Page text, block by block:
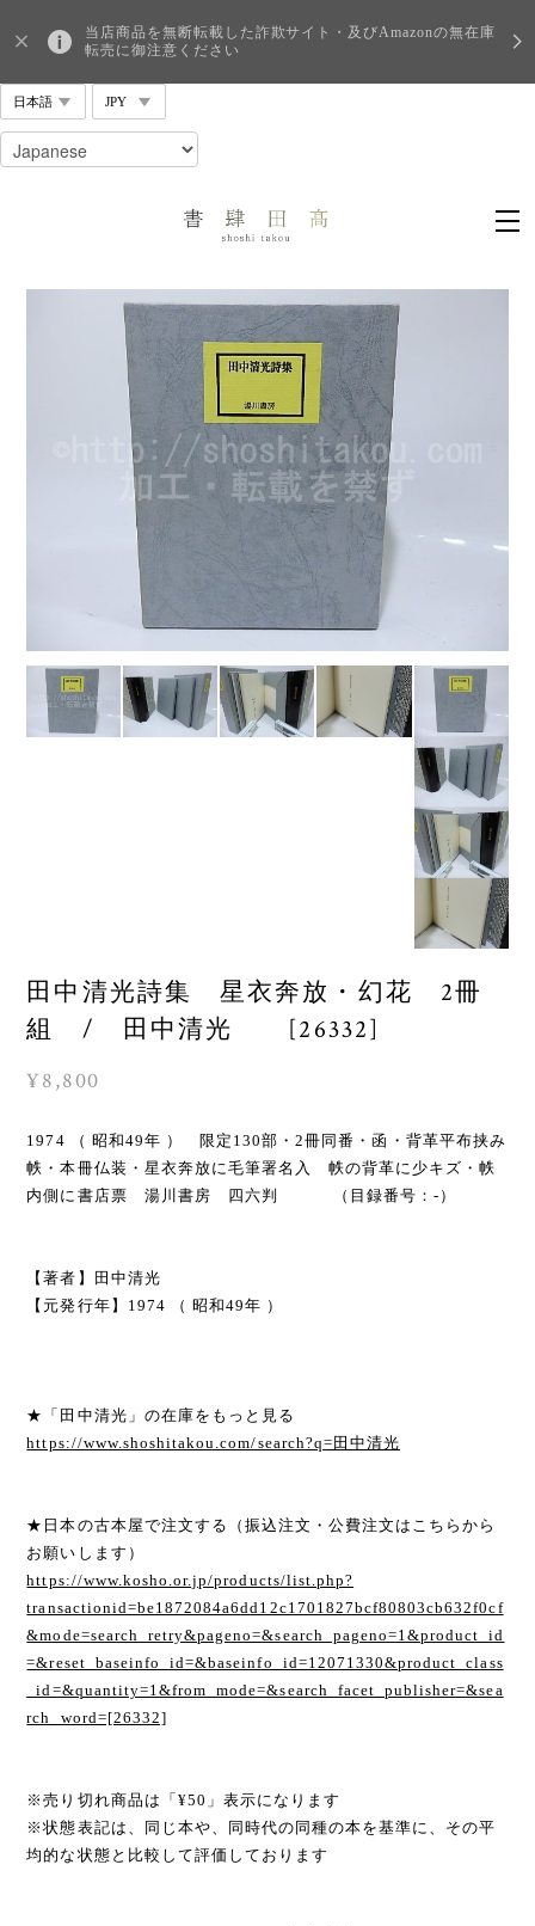
当店商品を無断転載した詐欺サイト・及びAmazonの無在庫
転売に御注意ください
田中清光詩集 星衣奔放・幻花 2冊
組 / 田中清光 [26332]
¥8,800
1974 （ 昭和49年 ） 限定130部・2冊同番・函・背革平布挟み
帙・本冊仏装・星衣奔放に毛筆署名入 帙の背革に少キズ・帙
内側に書店票 湯川書房 四六判 （目録番号：-）
【著者】田中清光
【元発行年】1974 （ 昭和49年 ）
★「田中清光」の在庫をもっと見る
https://www.shoshitakou.com/search?q=田中清光
★日本の古本屋で注文する（振込注文・公費注文はこちらから
お願いします）
https://www.kosho.or.jp/products/list.php?
transactionid=be1872084a6dd12c1701827bcf80803cb632f0cf
&mode=search_retry&pageno=&search_pageno=1&product_id
=&reset_baseinfo_id=&baseinfo_id=12071330&product_class
_id=&quantity=1&from_mode=&search_facet_publisher=&sea
rch_word=[26332]
※売り切れ商品は「¥50」表示になります
※状態表記は、同じ本や、同時代の同種の本を基準に、その平
均的な状態と比較して評価しております